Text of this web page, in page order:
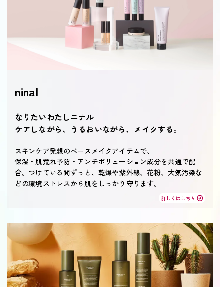
ninal
なりたいわたしニナル
ケアしながら、うるおいながら、メイクする。
スキンケア発想のベースメイクアイテムで、
保湿・肌荒れ予防・アンチポリューション成分を共通で配
合。つけている間ずっと、乾燥や紫外線、花粉、大気汚染な
どの環境ストレスから肌をしっかり守ります。
詳しくはこちら